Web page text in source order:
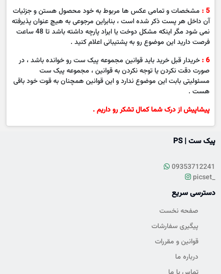
5 :
مشخصات و تمامی عکس ها مربوط به خود محصول هستن و جزئیات
آن داخل هر پست ذکر شده است ، بنابراین مرجوعی به هیچ عنوان پذیرفته
نمی شود مگر اینکه مشکل دوخت یا ایراد پارچه داشته باشد تا 48 ساعت
فرصت دارید این موضوع رو به پشتیبانی اعلام کنید .
6 : خریدار قبل خرید باید قوانین مجموعه پیک ست رو خوانده باشد ، در
صورت دقت نکردن یا توجه نکردن به قوانین ، مجموعه پیک ست
مسئولیتی بابت این موضوع ندارد و این قوانین همچنان به قوت خود باقی
هست .
پیشاپیش از درک شما کمال تشکر رو داریم .
پیک ست | PS
09353712241
picset_
دسترسی سریع
صفحه نخست
پیگیری سفارشات
قوانین و مقررات
درباره ما